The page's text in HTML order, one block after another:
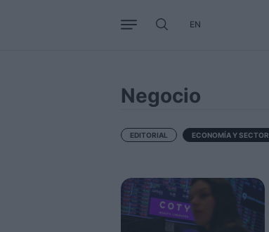
EN
Negocio
EDITORIAL ECONOMÍA Y SECTOR